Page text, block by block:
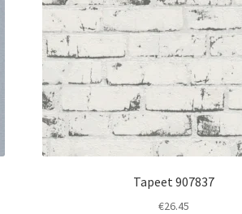
Tapeet 907837
€26.45